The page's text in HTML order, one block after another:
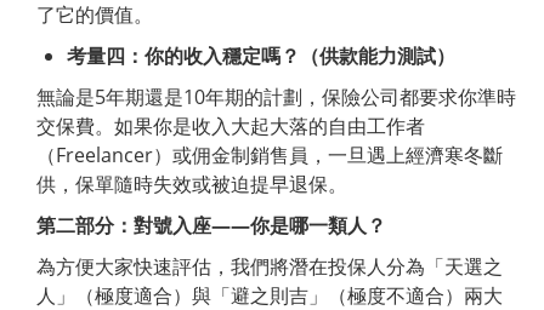
了它的價值。
考量四：你的收入穩定嗎？（供款能力測試）
無論是5年期還是10年期的計劃，保險公司都要求你準時
交保費。如果你是收入大起大落的自由工作者
（Freelancer）或佣金制銷售員，一旦遇上經濟寒冬斷
供，保單隨時失效或被迫提早退保。
第二部分：對號入座——你是哪一類人？
為方便大家快速評估，我們將潛在投保人分為「天選之
人」（極度適合）與「避之則吉」（極度不適合）兩大